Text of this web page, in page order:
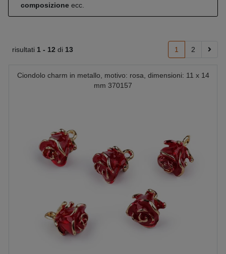
composizione ecc.
risultati 1 - 12 di 13 1 2
Ciondolo charm in metallo, motivo: rosa, dimensioni: 11 x 14
mm 370157